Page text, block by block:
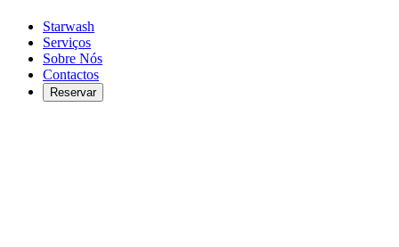
Starwash
Serviços
Sobre Nós
Contactos
Reservar